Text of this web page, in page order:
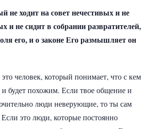
не ходит на совет нечестивых и не
и не сидит в собрании развратителей,
его, и о законе Его размышляет он
человек, который понимает, что с кем
и будет похожим. Если твое общение и
люди неверующие, то ты сам
это люди, которые постоянно